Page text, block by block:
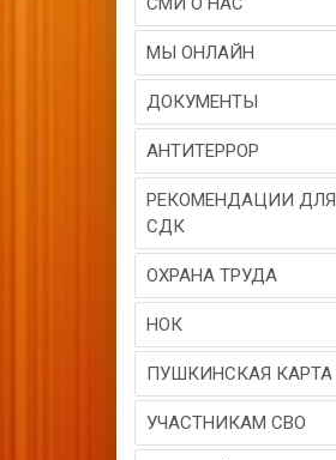
МЫ ОНЛАЙН
ДОКУМЕНТЫ
АНТИТЕРРОР
РЕКОМЕНДАЦИИ ДЛЯ
СДК
ОХРАНА ТРУДА
НОК
ПУШКИНСКАЯ КАРТА
УЧАСТНИКАМ СВО